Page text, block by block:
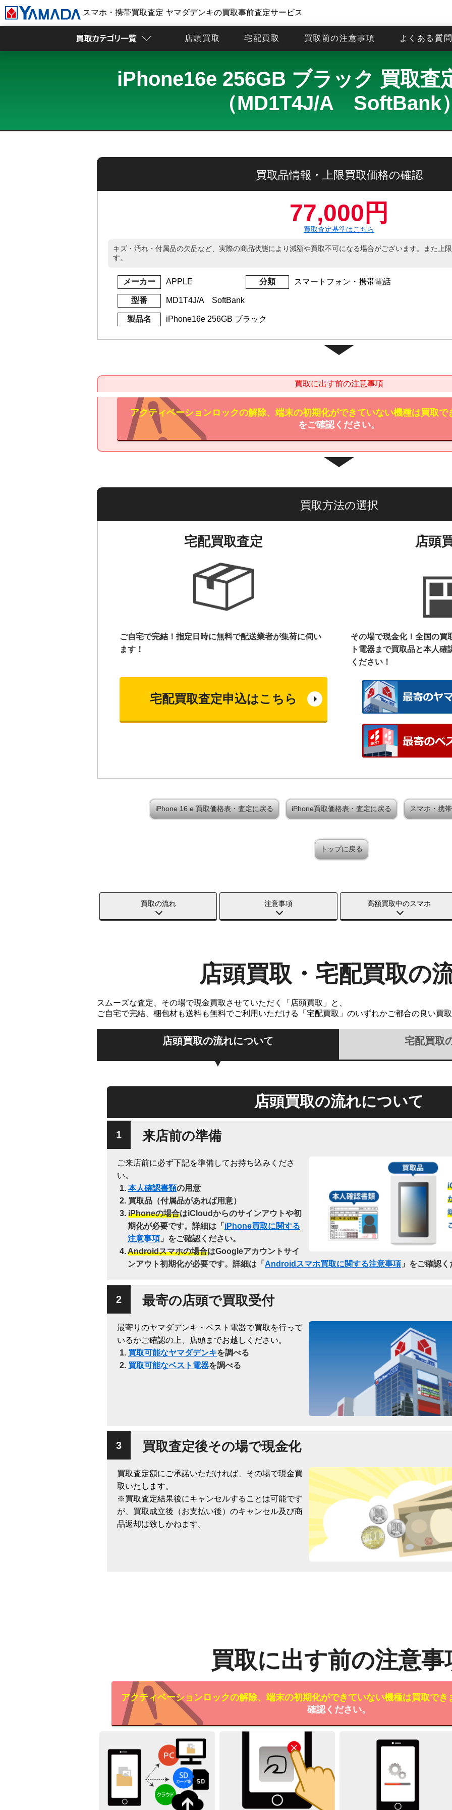
スマホ・携帯買取査定 ヤマダデンキの買取事前査定サービス
店頭買取 宅配買取 買取前の注意事項 よくある質
iPhone16e 256GB ブラック 買取査
（MD1T4J/A SoftBank
買取品情報・上限買取価格の確認
77,000円
買取査定基準はこちら
キズ・汚れ・付属品の欠品など、実際の商品状態により減額や買取不可になる場合がございます。また上
す。
メーカー APPLE 分類 スマートフォン・携帯電話
型番 MD1T4J/A SoftBank
製品名 iPhone16e 256GB ブラック
買取に出す前の注意事項
アクティベーションロックの解除、端末の初期化ができていない機種は買取で
をご確認ください。
買取方法の選択
宅配買取査定
ご自宅で完結！指定日時に無料で配送業者が集荷に伺い
ます！
宅配買取査定申込はこちら
店頭
その場で現金化！全国の買
ト電器まで買取品と本人確
ください！
iPhone 16 e 買取価格表・査定に戻る iPhone買取価格表・査定に戻る スマホ・携
トップに戻る
買取の流れ 注意事項 高額買取中のスマホ
店頭買取・宅配買取の
スムーズな査定、その場で現金買取させていただく「店頭買取」と、
ご自宅で完結、梱包材も送料も無料でご利用いただける「宅配買取」のいずれかご都合の良い買
店頭買取の流れについて 宅配買取
店頭買取の流れについて
来店前の準備
ご来店前に必ず下記を準備してお持ち込みくださ
い。
本人確認書類の用意
買取品（付属品があれば用意）
iPhoneの場合はiCloudからのサインアウトや初
期化が必要です。詳細は「 iPhone買取に関する
注意事項 」をご確認ください。
Androidスマホの場合はGoogleアカウントサイ
ンアウト初期化が必要です。詳細は「 Androidスマホ買取に関する注意事項 」をご確認
最寄の店頭で買取受付
最寄りのヤマダデンキ・ベスト電器で買取を行って
いるかご確認の上、店頭までお越しください。
買取可能なヤマダデンキを調べる
買取可能なベスト電器を調べる
買取査定後その場で現金化
買取査定額にご承諾いただければ、その場で現金買
取いたします。
※買取査定結果後にキャンセルすることは可能です
が、買取成立後（お支払い後）のキャンセル及び商
品返却は致しかねます。
買取に出す前の注意事
アクティベーションロックの解除、端末の初期化ができていない機種は買取でき
確認ください。